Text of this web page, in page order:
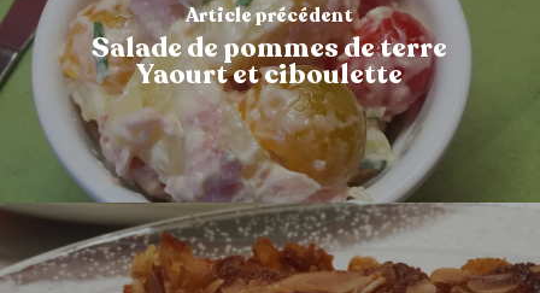
Article précédent
Salade de pommes de terre
Yaourt et ciboulette